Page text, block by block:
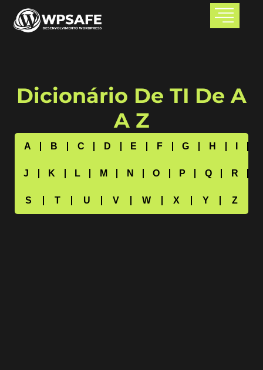
Dicionário De TI De A
A Z
A B C D E F G H
I
J
K L M N O P Q
R
S
T U V W X Y Z